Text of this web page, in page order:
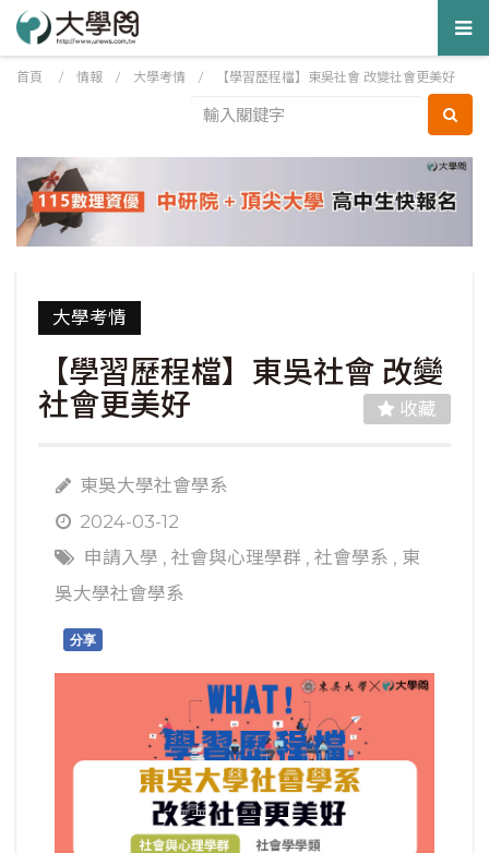
首頁 / 情報 / 大學考情 / 【學習歷程檔】東吳社會 改變社會更美好
大學考情
【學習歷程檔】東吳社會 改變
社會更美好
收藏
東吳大學社會學系
2024-03-12
申請入學 , 社會與心理學群 , 社會學系 , 東
吳大學社會學系
分享